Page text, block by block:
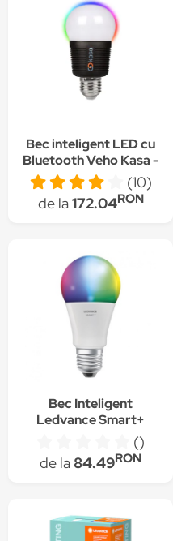
Bec inteligent LED cu
Bluetooth Veho Kasa -
lumina RGB
(10)
de la172.04RON
Bec Inteligent
Ledvance Smart+
Standard 14W RGBW
()
de la 84.49RON